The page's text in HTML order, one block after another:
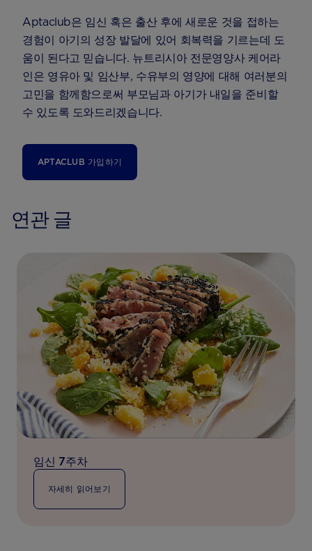
Aptaclub은 임신 혹은 출산 후에 새로운 것을 접하는
경험이 아기의 성장 발달에 있어 회복력을 기르는데 도
움이 된다고 믿습니다. 뉴트리시아 전문영양사 케어라
인은 영유아 및 임산부, 수유부의 영양에 대해 여러분의
고민을 함께함으로써 부모님과 아기가 내일을 준비할
수 있도록 도와드리겠습니다.
APTACLUB 가입하기
연관 글
임신 7주차
자세히 읽어보기